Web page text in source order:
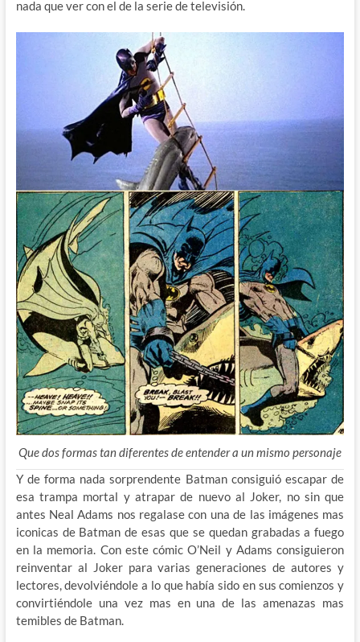
nada que ver con el de la serie de televisión.
Que dos formas tan diferentes de entender a un mismo personaje
Y de forma nada sorprendente Batman consiguió escapar de
esa trampa mortal y atrapar de nuevo al Joker, no sin que
antes Neal Adams nos regalase con una de las imágenes mas
iconicas de Batman de esas que se quedan grabadas a fuego
en la memoria. Con este cómic O’Neil y Adams consiguieron
reinventar al Joker para varias generaciones de autores y
lectores, devolviéndole a lo que había sido en sus comienzos y
convirtiéndole una vez mas en una de las amenazas mas
temibles de Batman.